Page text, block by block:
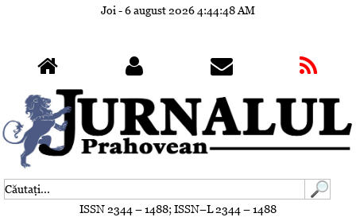
Joi - 6 august 20264:44:51 AM
ISSN 2344 – 1488; ISSN–L 2344 – 1488